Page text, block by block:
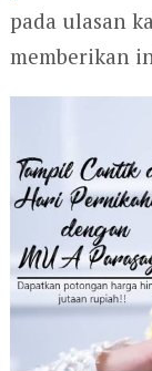
pada ulasan
memberikan